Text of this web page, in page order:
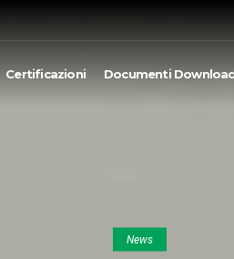
Certificazioni Documenti
News